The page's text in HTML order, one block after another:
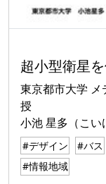
超小型衛星
東京都市大学
授
小池 星多（こい
#デザイン #バス
#情報地域